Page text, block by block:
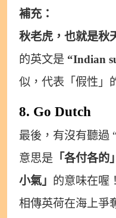
補充：
秋老虎，也就是秋
的英文是 “Indian
似，代表「假性」
8. Go Dutch
最後，有沒有聽過
意思是 「各付各的」
小氣」 的意味在喔
相傳英荷在海上爭